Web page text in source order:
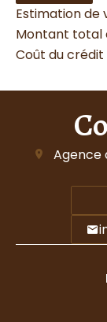
Estimation de
Montant total
Coût du crédit
Agence